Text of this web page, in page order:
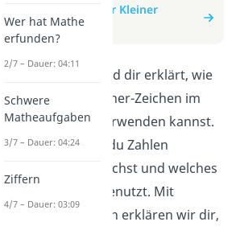
zum Beitrag: Größer Kleiner
Zeichen
In diesem Video wird dir erklärt, wie
du Größer-und Kleiner-Zeichen im
Matheunterricht verwenden kannst.
Wir zeigen dir, wie du Zahlen
miteinander vergleichst und welches
Zeichen du dafür benutzt. Mit
einfachen Beispielen erklären wir dir,
Wer hat Mathe
erfunden?
2/7 – Dauer: 04:11
Schwere
Matheaufgaben
3/7 – Dauer: 04:24
Ziffern
4/7 – Dauer: 03:09